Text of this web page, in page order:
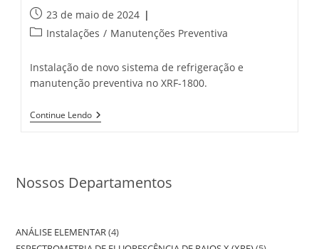
Post
publicado:
23 de maio de 2024
Categoria
post:
Instalações / Manutenções Preventiva
Instalação de novo sistema de refrigeração e
manutenção preventiva no XRF-1800.
Continue LendoInstalação
De
E
Nossos Departamentos
ANÁLISE ELEMENTAR 44